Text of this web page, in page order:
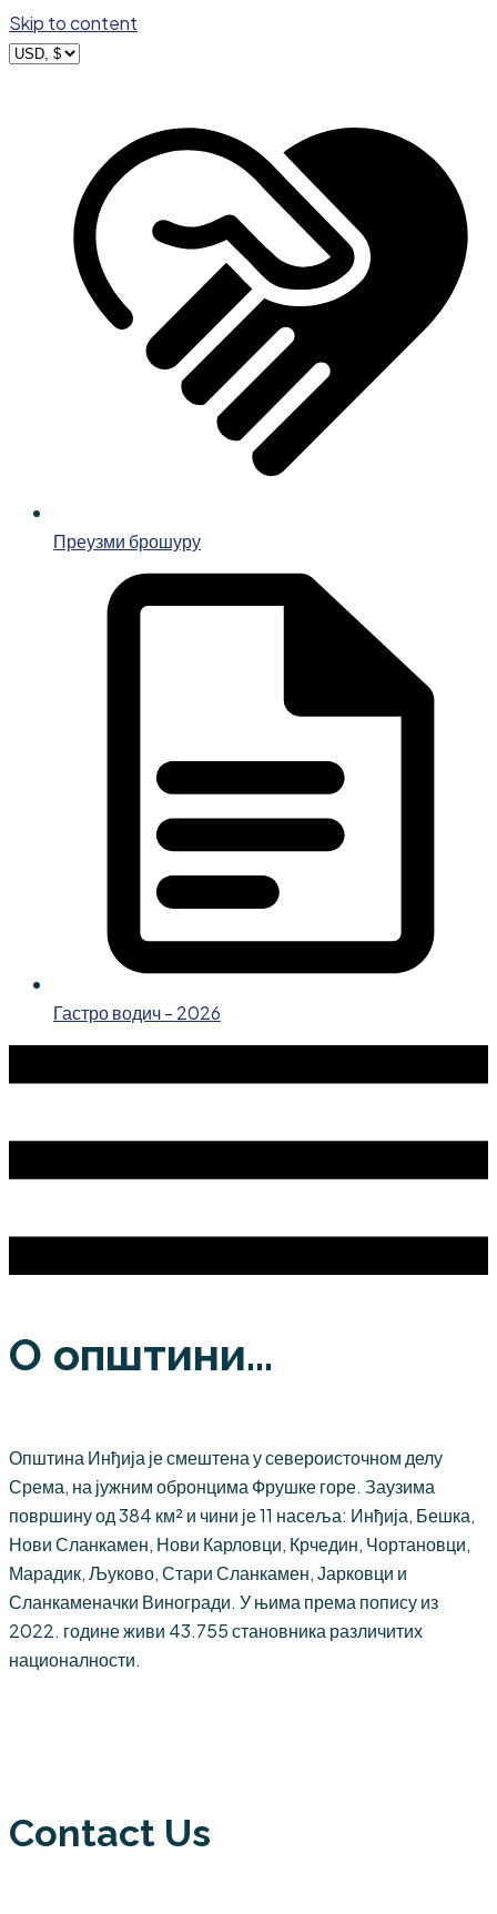
Skip to content
Преузми брошуру
Гастро водич - 2026
О општини...
Општина Инђија је смештена у североисточном делу
Срема, на јужним обронцима Фрушке горе. Заузима
површину од 384 км² и чини је 11 насеља: Инђија, Бешка,
Нови Сланкамен, Нови Карловци, Крчедин, Чортановци,
Марадик, Љуково, Стари Сланкамен, Јарковци и
Сланкаменачки Виногради. У њима према попису из
2022. године живи 43.755 становника различитих
националности.
Contact Us